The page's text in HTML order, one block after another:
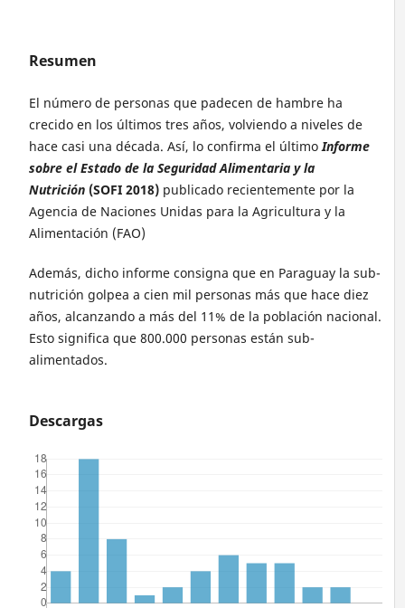
Resumen
El número de personas que padecen de hambre ha
crecido en los últimos tres años, volviendo a niveles de
hace casi una década. Así, lo confirma el últimoInforme
sobre el Estado de la Seguridad Alimentaria y la
Nutrición(SOFI 2018)publicado recientemente por la
Agencia de Naciones Unidas para la Agricultura y la
Alimentación (FAO)
Además, dicho informe consigna que en Paraguay la sub-
nutrición golpea a cien mil personas más que hace diez
años, alcanzando a más del 11% de la población nacional.
Esto significa que 800.000 personas están sub-
alimentados.
Descargas